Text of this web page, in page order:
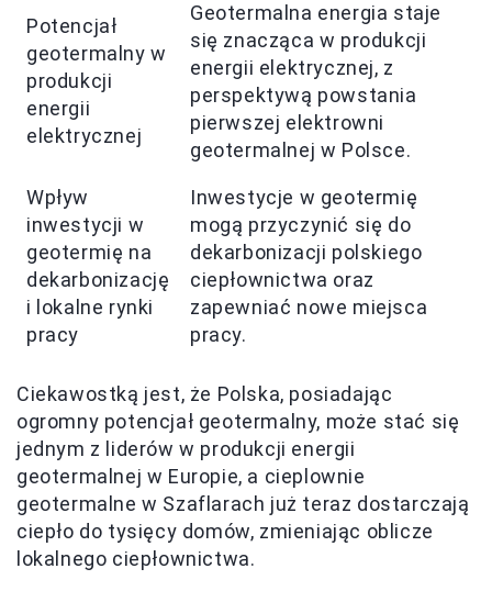
Potencjał
geotermalny w
produkcji
energii
elektrycznej
Geotermalna energia staje
się znacząca w produkcji
energii elektrycznej, z
perspektywą powstania
pierwszej elektrowni
geotermalnej w Polsce.
Wpływ
inwestycji w
geotermię na
dekarbonizację
i lokalne rynki
pracy
Inwestycje w geotermię
mogą przyczynić się do
dekarbonizacji polskiego
ciepłownictwa oraz
zapewniać nowe miejsca
pracy.
Ciekawostką jest, że Polska, posiadając
ogromny potencjał geotermalny, może stać się
jednym z liderów w produkcji energii
geotermalnej w Europie, a cieplownie
geotermalne w Szaflarach już teraz dostarczają
ciepło do tysięcy domów, zmieniając oblicze
lokalnego ciepłownictwa.